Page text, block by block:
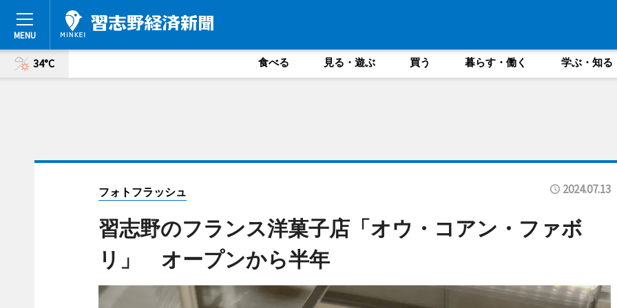
34°C 食べる 見る・遊ぶ 買う 暮らす・働く 学ぶ・知る
フォトフラッシュ 2024.07.13
習志野のフランス洋菓子店「オウ・コアン・ファボ
リ」 オープンから半年